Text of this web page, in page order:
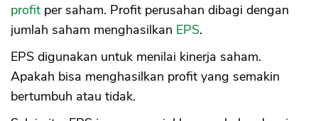
profit per saham. Profit perusahan dibagi dengan
jumlah saham menghasilkan EPS.
EPS digunakan untuk menilai kinerja saham.
Apakah bisa menghasilkan profit yang semakin
bertumbuh atau tidak.